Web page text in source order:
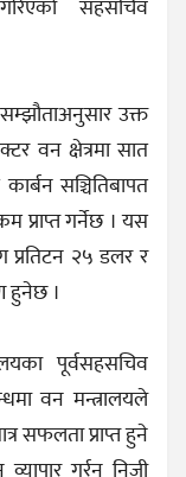
सहसचिव
उक्त
वन क्षेत्रमा सात
सञ्चितिबापत
गर्नेछ । यस
प्रतिटन २५ डलर र
हुनेछ ।
पूर्वसहसचिव
वन मन्त्रालयले
सफलता प्राप्त हुने